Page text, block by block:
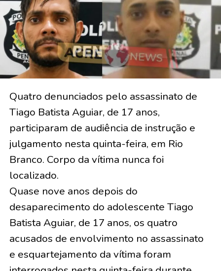
Quatro denunciados pelo assassinato de
Tiago Batista Aguiar, de 17 anos,
participaram de audiência de instrução e
julgamento nesta quinta-feira, em Rio
Branco. Corpo da vítima nunca foi
localizado.
Quase nove anos depois do
desaparecimento do adolescente Tiago
Batista Aguiar, de 17 anos, os quatro
acusados de envolvimento no assassinato
e esquartejamento da vítima foram